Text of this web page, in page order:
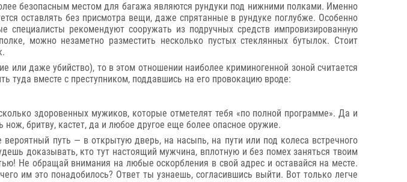
безопасным местом для багажа являются рундуки под нижними полками. Именно
оставлять без присмотра вещи, даже спрятанные в рундуке поглубже. Особенно
рекомендуют сооружать из подручных средств импровизированную
можно незаметно разместить несколько пустых стеклянных бутылок. Стоит
или даже убийство), то в этом отношении наиболее криминогенной зоной считается
туда вместе с преступником, поддавшись на его провокацию вроде:
здоровенных мужиков, которые отметелят тебя «по полной программе». Да и
бритву, кастет, да и любое другое еще более опасное оружие.
путь — в открытую дверь, на насыпь, на пути или под колеса встречного
доказывать, кто тут настоящий мужчина, вплотную и без помех заняться твоим
Не обращай внимания на любые оскорбления в свой адрес и оставайся на месте.
им это понадобилось? Ответ ты узнаешь, согласившись выйти. Вот только легче